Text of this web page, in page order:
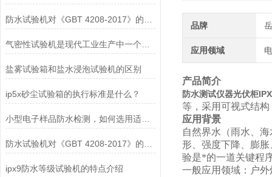
盐雾试验箱和盐水浸泡试验机的区别
ip5x砂尘试验箱的执行标准是什么？
小型电子样品防水检测，如何选用适配的箱式淋雨试验设备？
ipx9防水等级试验机的特点介绍
品牌
应用领域
产品简介
防水测试仪器光伏柜
等，采用可视式结
应用背景
自然界水（雨水、
形、强度下降、膨
验是*的一道关键程
一般应用领域：户